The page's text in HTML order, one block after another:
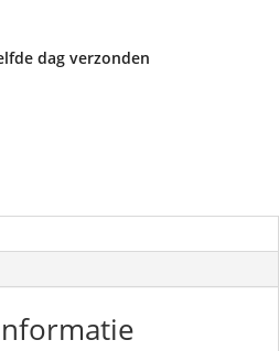
dag verzonden